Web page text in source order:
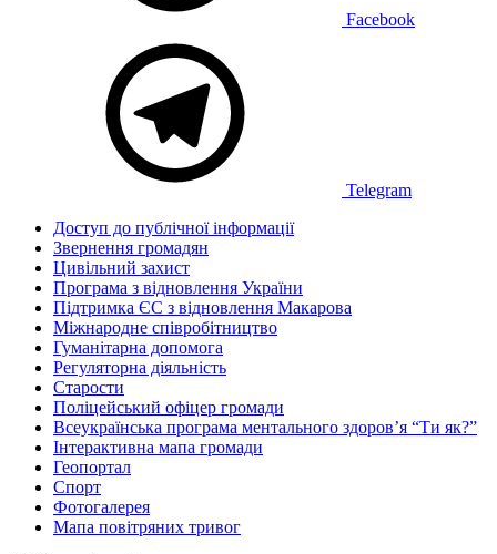
Facebook
Telegram
Доступ до публічної інформації
Звернення громадян
Цивільний захист
Програма з відновлення України
Підтримка ЄС з відновлення Макарова
Міжнародне співробітництво
Гуманітарна допомога
Регуляторна діяльність
Старости
Поліцейський офіцер громади
Всеукраїнська програма ментального здоров’я “Ти як?”
Інтерактивна мапа громади
Геопортал
Спорт
Фотогалерея
Мапа повітряних тривог